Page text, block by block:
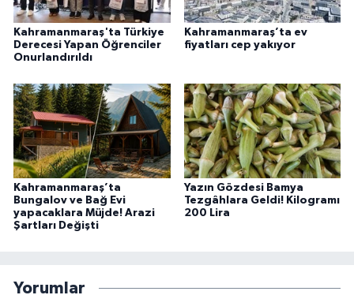
Kahramanmaraş'ta Türkiye
Derecesi Yapan Öğrenciler
Onurlandırıldı
Kahramanmaraş’ta ev
fiyatları cep yakıyor
Kahramanmaraş’ta
Bungalov ve Bağ Evi
yapacaklara Müjde! Arazi
Şartları Değişti
Yazın Gözdesi Bamya
Tezgâhlara Geldi! Kilogramı
200 Lira
Yorumlar